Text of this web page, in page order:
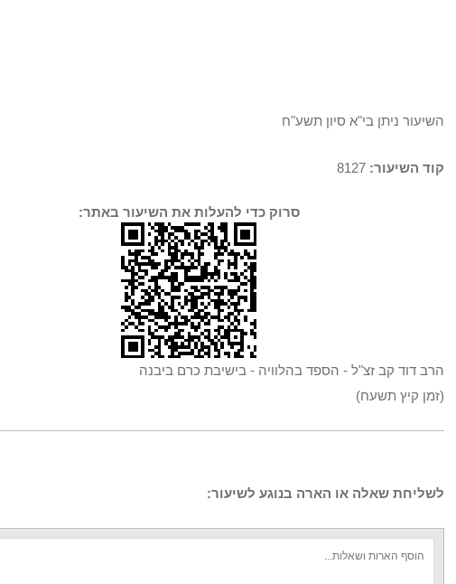
השיעור ניתן בי"א סיון תשע"ח
קוד השיעור:
סרוק כדי להעלות את השיעור באתר:
הרב דוד קב זצ"ל - הספד בהלוויה - בישיבת כרם ביבנה
(זמן קיץ תשעח)
לשליחת שאלה או הארה בנוגע לשיעור: